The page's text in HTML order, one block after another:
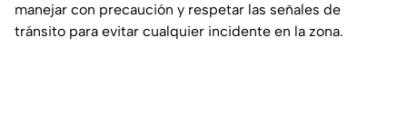
manejar con precaución y respetar las señales de
tránsito para evitar cualquier incidente en la zona.